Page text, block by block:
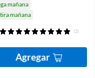
mañana
mañana
(2)
Agregar